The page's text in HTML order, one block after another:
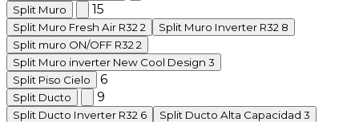
Split Muro 15
Split Muro Fresh Air R32 2 Split Muro Inverter R32 8
Split muro ON/OFF R32 2
Split Muro inverter New Cool Design 3
Split Piso Cielo
6
Split Ducto 9
Split Ducto Inverter R32 6 Split Ducto Alta Capacidad 3